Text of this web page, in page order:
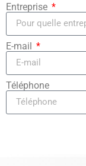
Entreprise
E-mail
Téléphone